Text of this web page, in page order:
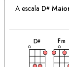
A escala D#
Correspondentes:
D#
acorde
Fm